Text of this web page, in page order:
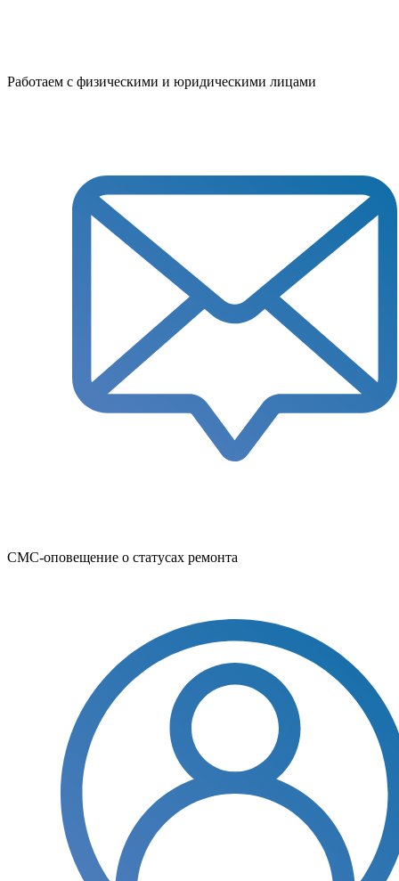
Работаем с физическими и юридическими лицами
СМС-оповещение о статусах ремонта